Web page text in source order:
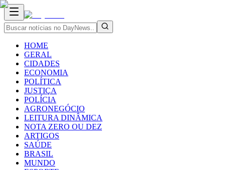
HOME
GERAL
CIDADES
ECONOMIA
POLÍTICA
JUSTIÇA
POLÍCIA
AGRONEGÓCIO
LEITURA DINÂMICA
NOTA ZERO OU DEZ
ARTIGOS
SAÚDE
BRASIL
MUNDO